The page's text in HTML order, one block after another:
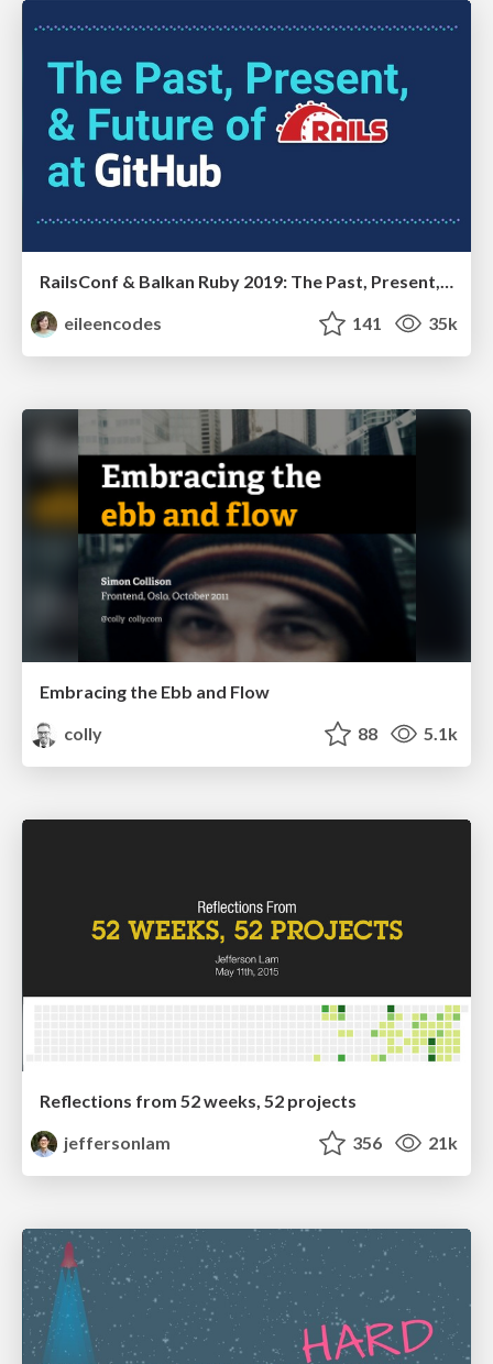
RailsConf & Balkan Ruby 2019: The Past, Present, and Future of Rails at GitHub
eileencodes
141 35k
Embracing the Ebb and Flow
colly
88 5.1k
Reflections from 52 weeks, 52 projects
jeffersonlam
356 21k